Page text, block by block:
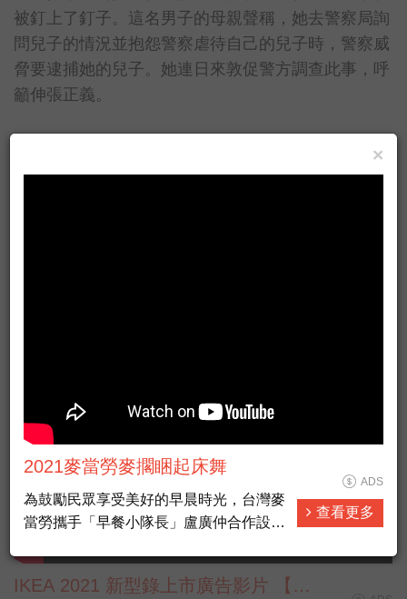
被釘上了釘子。這名男子的母親聲稱，她去警察局詢
問兒子的情況並抱怨警察虐待自己的兒子時，警察威
脅要逮捕她的兒子。她連日來敦促警方調查此事，呼
籲伸張正義。
上一則 下一則
IKEA 2021 新型錄上市廣告影片 【貓
×
2021麥當勞麥擱睏起床舞
為鼓勵民眾享受美好的早晨時光，台灣麥
當勞攜手「早餐小隊長」盧廣仲合作設計
簡單易學的舞步，號召全民早晨動起來，
麥粉跟小隊長一起跳「麥擱睏起床舞」，
ADS
查看更多